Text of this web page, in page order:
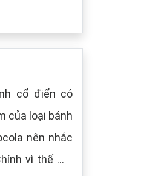
cổ điển có
của loại bánh
nên nhắc
vì thế mà